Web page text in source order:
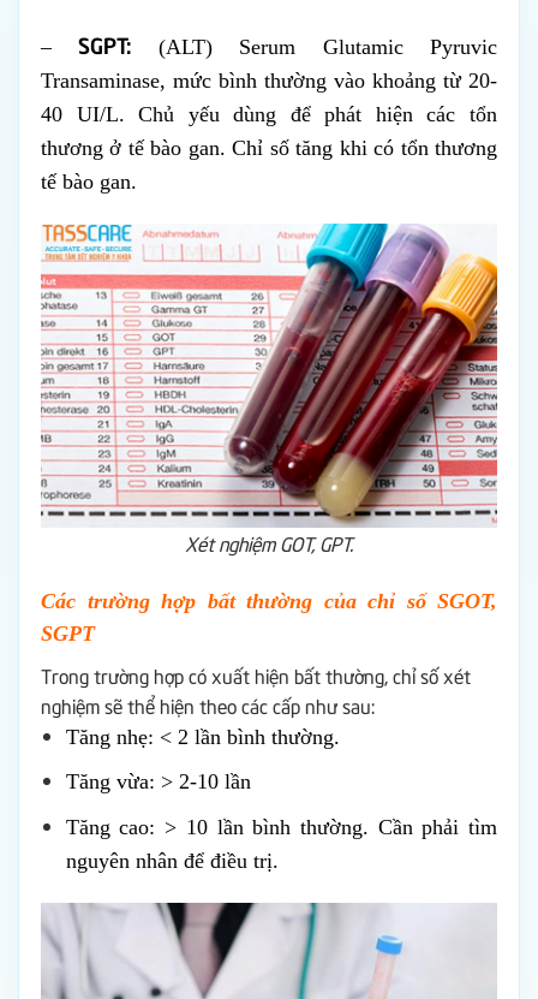
–SGPT: (ALT) Serum Glutamic Pyruvic
Transaminase, mức bình thường vào khoảng từ 20-
40 UI/L. Chủ yếu dùng để phát hiện các tổn
thương ở tế bào gan. Chỉ số tăng khi có tổn thương
tế bào gan.
Xét nghiệm GOT, GPT.
Các trường hợp bất thường của chỉ số SGOT,
SGPT
Trong trường hợp có xuất hiện bất thường, chỉ số xét
nghiệm sẽ thể hiện theo các cấp như sau:
Tăng nhẹ: < 2 lần bình thường.
Tăng vừa: > 2-10 lần
Tăng cao: > 10 lần bình thường. Cần phải tìm
nguyên nhân để điều trị.